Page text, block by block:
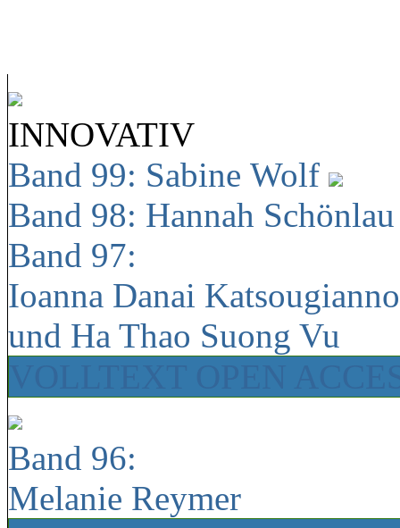
INNOVATIV
Band 99: Sabine Wolf
Band 98: Hannah
Band 97:
Ioanna Danai
und Ha Thao Suong Vu
Band 96:
Melanie Reymer